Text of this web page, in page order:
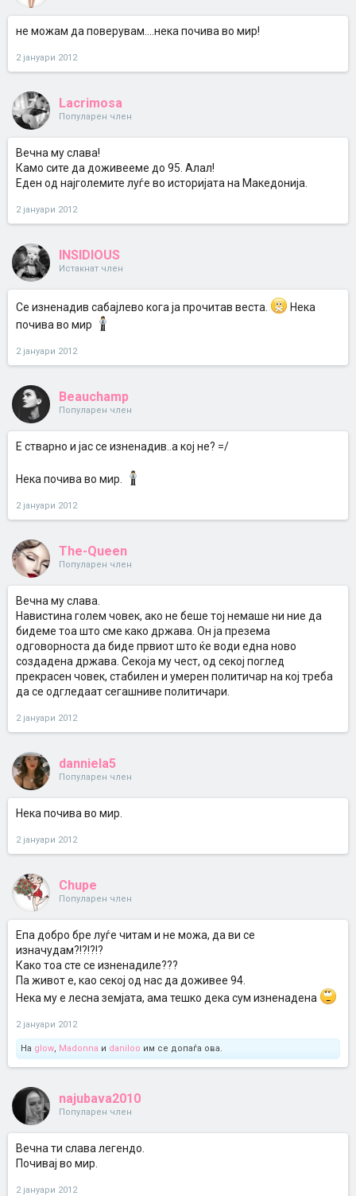
не можам да поверувам....нека почива во мир!
2 јануари 2012
Lacrimosa
Популарен член
Вечна му слава!
Камо сите да доживееме до 95. Алал!
Еден од најголемите луѓе во историјата на Македонија.
2 јануари 2012
INSIDIOUS
Истакнат член
Се изненадив сабајлево кога ја прочитав веста.
Нека
почива во мир
2 јануари 2012
Beauchamp
Популарен член
Е стварно и јас се изненадив..а кој не? =/
Нека почива во мир.
2 јануари 2012
The-Queen
Популарен член
Вечна му слава.
Навистина голем човек, ако не беше тој немаше ни ние да
бидеме тоа што сме како држава. Он ја презема
одговорноста да биде првиот што ќе води една ново
создадена држава. Секоја му чест, од секој поглед
прекрасен човек, стабилен и умерен политичар на кој треба
да се одгледаат сегашниве политичари.
2 јануари 2012
danniela5
Популарен член
Нека почива во мир.
2 јануари 2012
Chupe
Популарен член
Епа добро бре луѓе читам и не можа, да ви се
изначудам?!?!?!?
Како тоа сте се изненадиле???
Па живот е, као секој од нас да доживее 94.
Нека му е лесна земјата, ама тешко дека сум изненадена
2 јануари 2012
На glow, Madonna и daniloo им се допаѓа ова.
najubava2010
Популарен член
Вечна ти слава легендо.
Почивај во мир.
2 јануари 2012